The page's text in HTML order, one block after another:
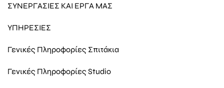
ΣΥΝΕΡΓΑΣΙΕΣ ΚΑΙ ΕΡΓΑ ΜΑΣ
ΥΠΗΡΕΣΙΕΣ
Γενικές Πληροφορίες Σπιτάκια
Γενικές Πληροφορίες Studio